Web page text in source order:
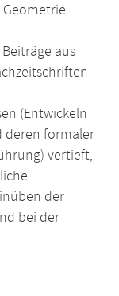
aus
(Entwickeln
formaler
vertieft,
der
bei der